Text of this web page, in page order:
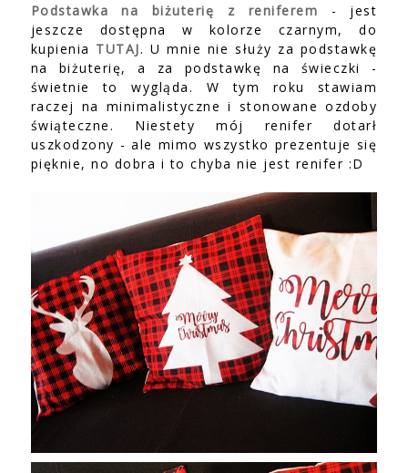
Podstawka na biżuterię z reniferem - jest
jeszcze dostępna w kolorze czarnym, do
kupienia TUTAJ. U mnie nie służy za podstawkę
na biżuterię, a za podstawkę na świeczki -
świetnie to wygląda. W tym roku stawiam
raczej na minimalistyczne i stonowane ozdoby
świąteczne. Niestety mój renifer dotarł
uszkodzony - ale mimo wszystko prezentuje się
pięknie, no dobra i to chyba nie jest renifer :D